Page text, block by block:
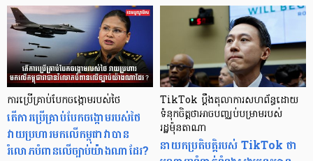
ការប្រើគ្រាប់បែកចង្កោមរបស់ថៃ
តើការប្រើគ្រាប់បែកចង្កោមរបស់ថៃ
វាយប្រហារមកលើកម្ពុជាវាបាន
រំលោភបំពានលើច្បាប់យ៉ាងណាដែរ?
TikTok ប្ដឹងតុលាការសហព័ន្ធដោយ
ទំនុកចិត្តថាអាចបញ្ឈប់បម្រាមរបស់
រដ្ឋម៉ុនតាណា
នាយកប្រតិបត្តិរបស់ TikTok ថា